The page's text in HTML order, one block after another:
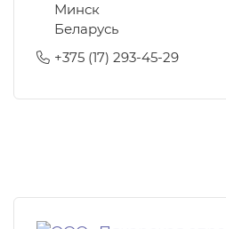
Минск
Беларусь
+375 (17) 293-45-29